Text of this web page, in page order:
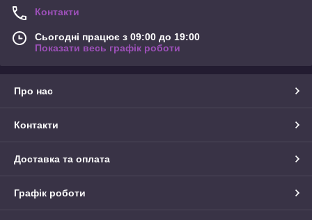
Контакти
Сьогодні працює з 09:00 до 19:00
Показати весь графік роботи
Про нас
Контакти
Доставка та оплата
Графік роботи